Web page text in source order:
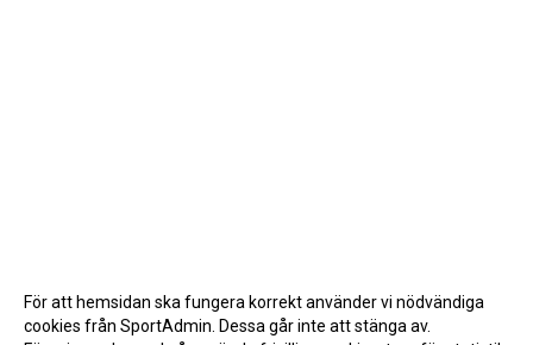
För att hemsidan ska fungera korrekt använder vi nödvändiga
cookies från SportAdmin. Dessa går inte att stänga av.